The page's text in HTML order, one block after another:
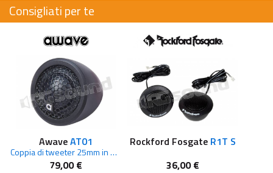
Consigliati per te
AwaveAT01
Coppia di tweeter 25mm in plastica con crossover
79,00 €
Rockford Fosgate R1T S
36,00 €